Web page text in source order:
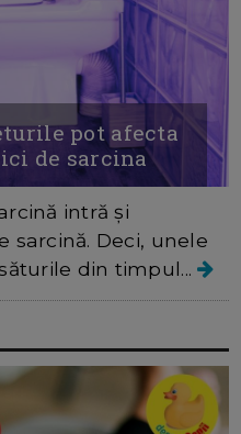
pot afecta
de sarcina
intră și
sarcină. Deci, unele
din timpul...